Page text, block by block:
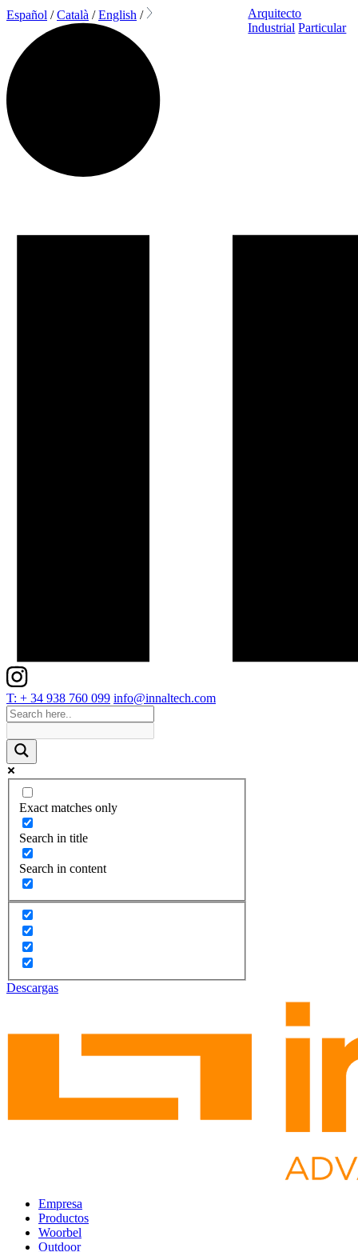
Español /Català /English /
T: + 34 938 760 099 info@innaltech.com
Exact matches only
Search in title
Search in content
Descargas
Arquitecto
Industrial Particular
Empresa
Productos
Woorbel
Outdoor